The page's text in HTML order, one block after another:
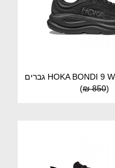
(
850 ₪
)